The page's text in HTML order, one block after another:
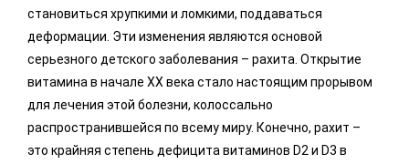
становиться хрупкими и ломкими, поддаваться
деформации. Эти изменения являются основой
серьезного детского заболевания – рахита. Открытие
витамина в начале XX века стало настоящим прорывом
для лечения этой болезни, колоссально
распространившейся по всему миру. Конечно, рахит –
это крайняя степень дефицита витаминов D2 и D3 в